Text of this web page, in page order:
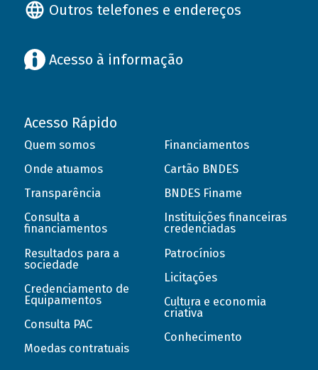
Outros telefones e endereços
Acesso à informação
Acesso Rápido
Quem somos
Onde atuamos
Transparência
Consulta a
financiamentos
Resultados para a
sociedade
Credenciamento de
Equipamentos
Consulta PAC
Moedas contratuais
Financiamentos
Cartão BNDES
BNDES Finame
Instituições financeiras
credenciadas
Patrocínios
Licitações
Cultura e economia
criativa
Conhecimento